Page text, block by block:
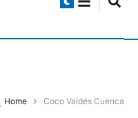
Home Coco Valdés Cuenca